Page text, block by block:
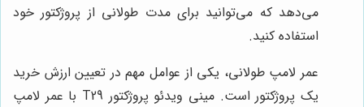
می‌دهد که می‌توانید برای مدت طولانی از پروژکتور خود
استفاده کنید.
عمر لامپ طولانی، یکی از عوامل مهم در تعیین ارزش خرید
یک پروژکتور است. مینی ویدئو پروژکتور T29 با عمر لامپ